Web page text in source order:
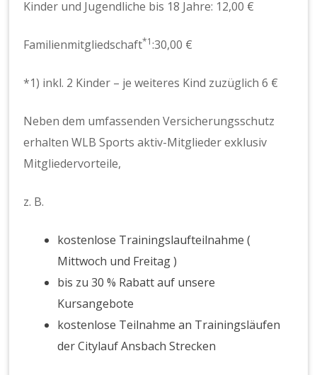
Kinder und Jugendliche bis 18 Jahre: 12,00 €
Familienmitgliedschaft*1:30,00 €
*1) inkl. 2 Kinder – je weiteres Kind zuzüglich 6 €
Neben dem umfassenden Versicherungsschutz
erhalten WLB Sports aktiv-Mitglieder exklusiv
Mitgliedervorteile,
z. B.
kostenlose Trainingslaufteilnahme (
Mittwoch und Freitag )
bis zu 30 % Rabatt auf unsere
Kursangebote
kostenlose Teilnahme an Trainingsläufen
der Citylauf Ansbach Strecken